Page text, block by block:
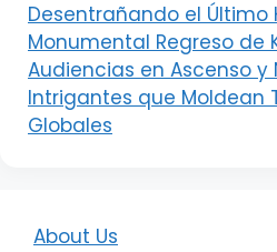
Desentrañando el Último
Monumental Regreso de
Audiencias en Ascenso y
Intrigantes que Moldean
Globales
About Us